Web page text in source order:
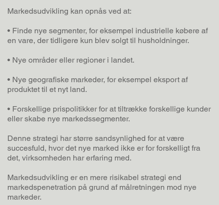
Markedsudvikling kan opnås ved at:
• Finde nye segmenter, for eksempel industrielle købere af
en vare, der tidligere kun blev solgt til husholdninger.
• Nye områder eller regioner i landet.
• Nye geografiske markeder, for eksempel eksport af
produktet til et nyt land.
• Forskellige prispolitikker for at tiltrække forskellige kunder
eller skabe nye markedssegmenter.
Denne strategi har større sandsynlighed for at være
succesfuld, hvor det nye marked ikke er for forskelligt fra
det, virksomheden har erfaring med.
Markedsudvikling er en mere risikabel strategi end
markedspenetration på grund af målretningen mod nye
markeder.